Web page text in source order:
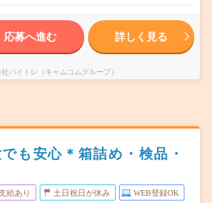
応募へ進む 詳しく見る
バイトレ（キャムコムグループ）
も安心＊箱詰め・検品・
給あり 土日祝日が休み WEB登録OK